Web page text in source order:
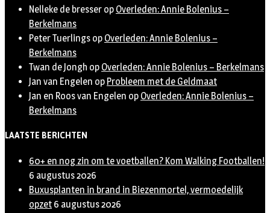
Nelleke de bresser op Overleden: Annie Bolenius –
Berkelmans
Peter Tuerlings op Overleden: Annie Bolenius –
Berkelmans
Twan de Jongh op Overleden: Annie Bolenius – Berkelmans
Jan van Engelen op Probleem met de Geldmaat
Jan en Roos van Engelen op Overleden: Annie Bolenius –
Berkelmans
LAATSTE BERICHTEN
60+ en nog zin om te voetballen? Kom Walking Footballen!
6 augustus 2026
Buxusplanten in brand in Biezenmortel, vermoedelijk
opzet 6 augustus 2026